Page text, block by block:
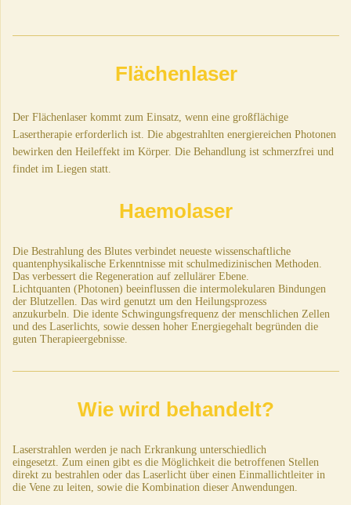
Flächenlaser
Der Flächenlaser kommt zum Einsatz, wenn eine großflächige
Lasertherapie erforderlich ist. Die abgestrahlten energiereichen Photonen
bewirken den Heileffekt im Körper. Die Behandlung ist schmerzfrei und
findet im Liegen statt.
Haemolaser
Die Bestrahlung des Blutes verbindet neueste wissenschaftliche
quantenphysikalische Erkenntnisse mit schulmedizinischen Methoden.
Das verbessert die Regeneration auf zellulärer Ebene.
Lichtquanten (Photonen) beeinflussen die intermolekularen Bindungen
der Blutzellen. Das wird genutzt um den Heilungsprozess
anzukurbeln. Die idente Schwingungsfrequenz der menschlichen Zellen
und des Laserlichts, sowie dessen hoher Energiegehalt begründen die
guten Therapieergebnisse.
Wie wird behandelt?
Laserstrahlen werden je nach Erkrankung unterschiedlich
eingesetzt. Zum einen gibt es die Möglichkeit die betroffenen Stellen
direkt zu bestrahlen oder das Laserlicht über einen Einmallichtleiter in
die Vene zu leiten, sowie die Kombination dieser Anwendungen.